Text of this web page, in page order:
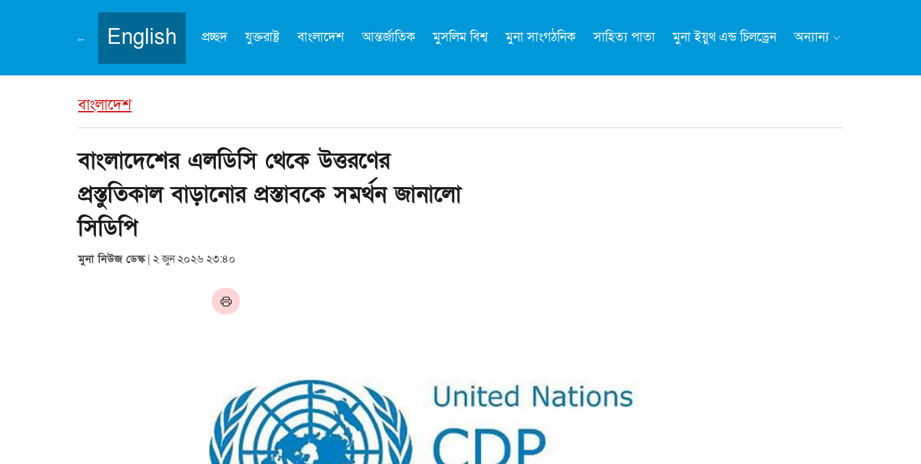
English প্রচ্ছদ যুক্তরাষ্ট্র বাংলাদেশ আন্তর্জাতিক মুসলিম বিশ্ব মুনা সাংগঠনিক সাহিত্য পাতা মুনা ইয়ুথ এন্ড চিলড্রেন অন্যান্য
বাংলাদেশ
বাংলাদেশের এলডিসি থেকে উত্তরণের
প্রস্তুতিকাল বাড়ানোর প্রস্তাবকে সমর্থন জানালো
সিডিপি
মুনা নিউজ ডেস্ক| ২ জুন ২০২৬ ২৩:৪০